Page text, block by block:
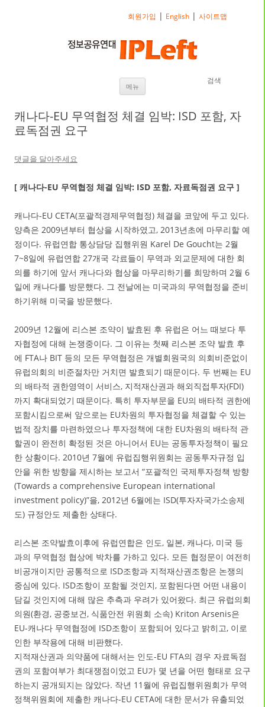
메뉴 내용으로 바로가기검색
회원가입 | English |사이트맵
캐나다-EU 무역협정 체결 임박: ISD 포함, 자
료독점권 요구
댓글을 달아주세요
[ 캐나다-EU 무역협정 체결 임박: ISD 포함, 자료독점권 요구 ]
캐나다-EU CETA(포괄적경제무역협정) 체결을 코앞에 두고 있다.
양측은 2009년부터 협상을 시작하였고, 2013년초에 마무리할 예
정이다. 유럽연합 통상담당 집행위원 Karel De Goucht는 2월
7~8일에 유럽연합 27개국 각료들이 무역과 외교문제에 대한 회
의를 하기에 앞서 캐나다와 협상을 마무리하기를 희망하며 2월 6
일에 캐나다를 방문했다. 그 전날에는 미국과의 무역협정을 준비
하기위해 미국을 방문했다.
2009년 12월에 리스본 조약이 발효된 후 유럽은 어느 때보다 투
자협정에 대해 논쟁중이다. 그 이유는 첫째 리스본 조약 발효 후
에 FTA나 BIT 등의 모든 무역협정은 개별회원국의 의회비준없이
유럽의회의 비준절차만 거치면 발효되기 때문이다. 두 번째는 EU
의 배타적 권한영역이 서비스, 지적재산권과 해외직접투자(FDI)
까지 확대되었기 때문이다. 특히 투자부문을 EU의 배타적 권한에
포함시킴으로써 앞으로는 EU차원의 투자협정을 체결할 수 있는
법적 장치를 마련하였으나 투자정책에 대한 EU차원의 배타적 관
할권이 완전히 확정된 것은 아니어서 EU는 공동투자정책이 필요
한 상황이다. 2010년 7월에 유럽집행위원회는 공동투자규정 입
안을 위한 방향을 제시하는 보고서 “포괄적인 국제투자정책 방향
(Towards a comprehensive European international
investment policy)”을, 2012년 6월에는 ISD(투자자국가소송제
도) 규정안도 제출한 상태다.
리스본 조약발효이후에 유럽연합은 인도, 일본, 캐나다, 미국 등
과의 무역협정 협상에 박차를 가하고 있다. 모든 협정문이 여전히
비공개이지만 공통적으로 ISD조항과 지적재산권조항은 논쟁의
중심에 있다. ISD조항이 포함될 것인지, 포함된다면 어떤 내용이
담길 것인지에 대해 많은 추측과 우려가 있어왔다. 최근 유럽의회
의원(환경, 공중보건, 식품안전 위원회 소속) Kriton Arsenis은
EU-캐나다 무역협정에 ISD조항이 포함되어 있다고 밝히고, 이로
인한 부작용에 대해 비판했다.
지적재산권과 의약품에 대해서는 인도-EU FTA의 경우 자료독점
권의 포함여부가 최대쟁점이었고 EU가 몇 년을 어떤 형태로 요구
하는지 공개되지는 않았다. 작년 11월에 유럽집행위원회가 무역
정책위원회에 제출한 캐나다-EU CETA에 대한 문서가 유출되었